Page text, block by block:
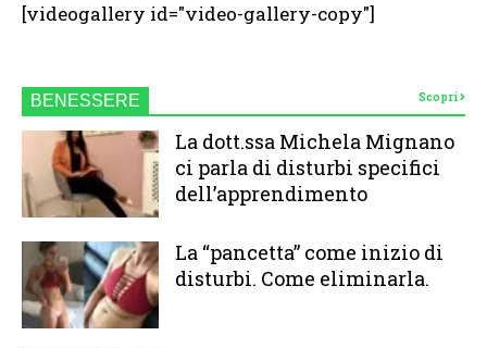
[videogallery id="video-gallery-copy"]
BENESSERE Scopri
La dott.ssa Michela Mignano
ci parla di disturbi specifici
dell’apprendimento
La “pancetta” come inizio di
disturbi. Come eliminarla.